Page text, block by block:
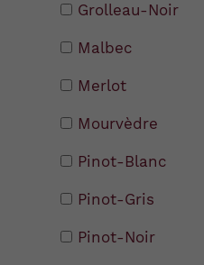
Grolleau-Noir
Malbec
Merlot
Mourvèdre
Pinot-Blanc
Pinot-Gris
Pinot-Noir